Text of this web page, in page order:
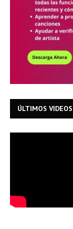
ÚLTIMOS